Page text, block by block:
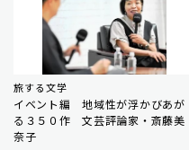
旅する文学
イベント編 地域性が浮かびあが
る３５０作 文芸評論家・斎藤美
奈子